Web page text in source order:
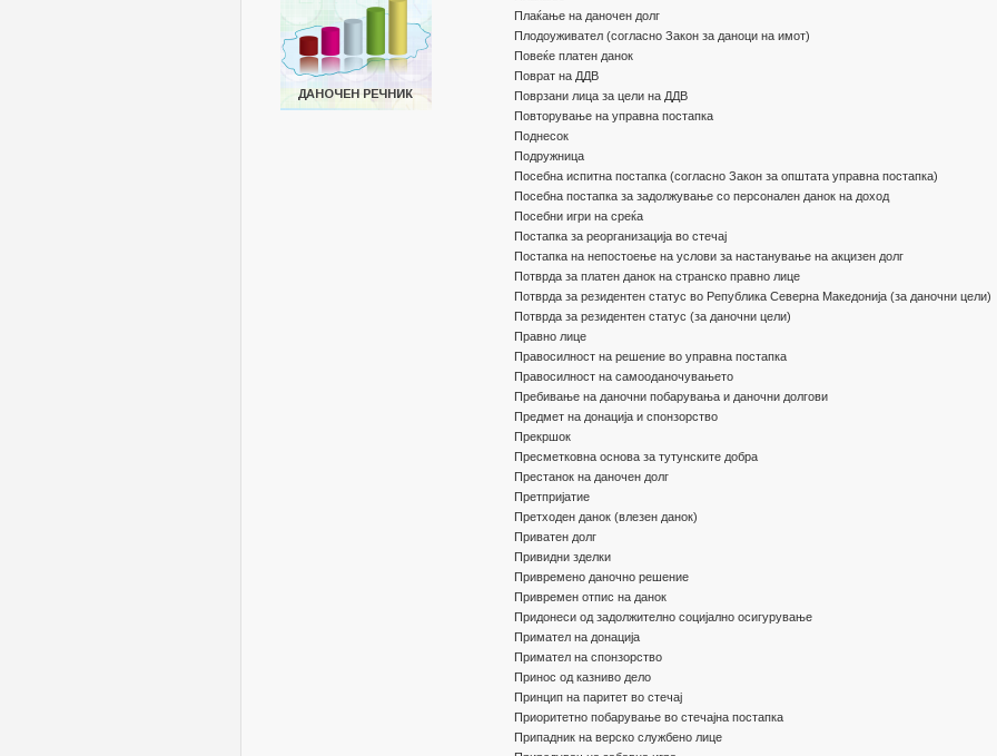
Плаќање на даночен долг
Плодоуживател (согласно Закон за даноци на имот)
Повеќе платен данок
Поврат на ДДВ
Поврзани лица за цели на ДДВ
Повторување на управна постапка
Поднесок
Подружница
Посебна испитна постапка (согласно Закон за општата управна постапка)
Посебна постапка за задолжување со персонален данок на доход
Посебни игри на среќа
Постапка за реорганизација во стечај
Постапка на непостоење на услови за настанување на акцизен долг
Потврда за платен данок на странско правно лице
Потврда за резидентен статус во Република Северна Македонија (за даночни цели)
Потврда за резидентен статус (за даночни цели)
Правно лице
Правосилност на решение во управна постапка
Правосилност на самооданочувањето
Пребивање на даночни побарувања и даночни долгови
Предмет на донација и спонзорство
Прекршок
Пресметковна основа за тутунските добра
Престанок на даночен долг
Претпријатие
Претходен данок (влезен данок)
Приватен долг
Привидни зделки
Привремено даночно решение
Привремен отпис на данок
Придонеси од задолжително социјално осигурување
Примател на донација
Примател на спонзорство
Принос од казниво дело
Принцип на паритет во стечај
Приоритетно побарување во стечајна постапка
Припадник на верско службено лице